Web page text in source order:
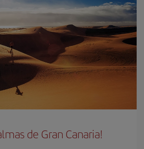
de Gran Canaria!